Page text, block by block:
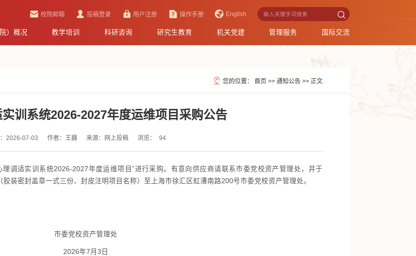
校院邮箱 投稿登录 用户注册 操作手册 English
）概况 教学培训 科研咨询 研究生教育 机关党建 管理服务 国际交流
您的位置： 首页 >> 通知公告 >> 正文
训系统2026-2027年度运维项目采购公告
：2026-07-03 作者：王巍 来源：网上投稿 浏览： 94
调适实训系统2026-2027年度运维项目”进行采购。有意向供应商请联系市委党校资产管理处，并于
装密封盖章一式三份、封皮注明项目名称）至上海市徐汇区虹漕南路200号市委党校资产管理处。
市委党校资产管理处
2026年7月3日